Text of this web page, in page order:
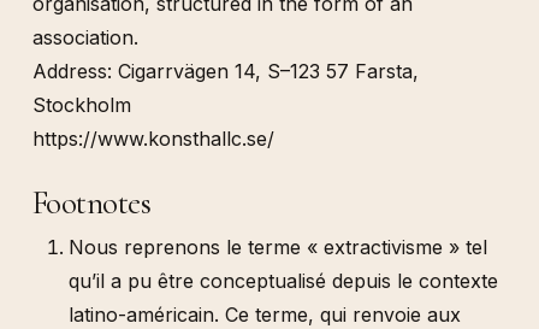
association.
Address: Cigarrvägen 14, S–123 57 Farsta,
Stockholm
https://www.konsthallc.se/
Footnotes
Nous reprenons le terme « extractivisme » tel
qu’il a pu être conceptualisé depuis le contexte
latino-américain. Ce terme, qui renvoie aux